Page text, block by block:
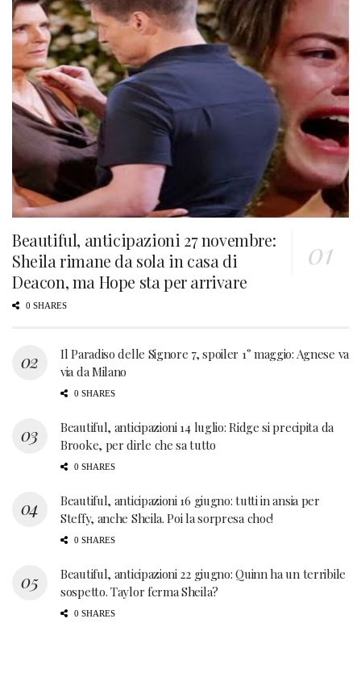
Beautiful, anticipazioni 27 novembre:
Sheila rimane da sola in casa di
Deacon, ma Hope sta per arrivare
0 SHARES
Il Paradiso delle Signore 7, spoiler 1° maggio: Agnese va
via da Milano
0 SHARES
Beautiful, anticipazioni 14 luglio: Ridge si precipita da
Brooke, per dirle che sa tutto
0 SHARES
Beautiful, anticipazioni 16 giugno: tutti in ansia per
Steffy, anche Sheila. Poi la sorpresa choc!
0 SHARES
Beautiful, anticipazioni 22 giugno: Quinn ha un terribile
sospetto. Taylor ferma Sheila?
0 SHARES